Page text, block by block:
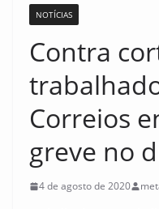
NOTÍCIAS
Contra
Correios
greve no
4 de agosto de 2020